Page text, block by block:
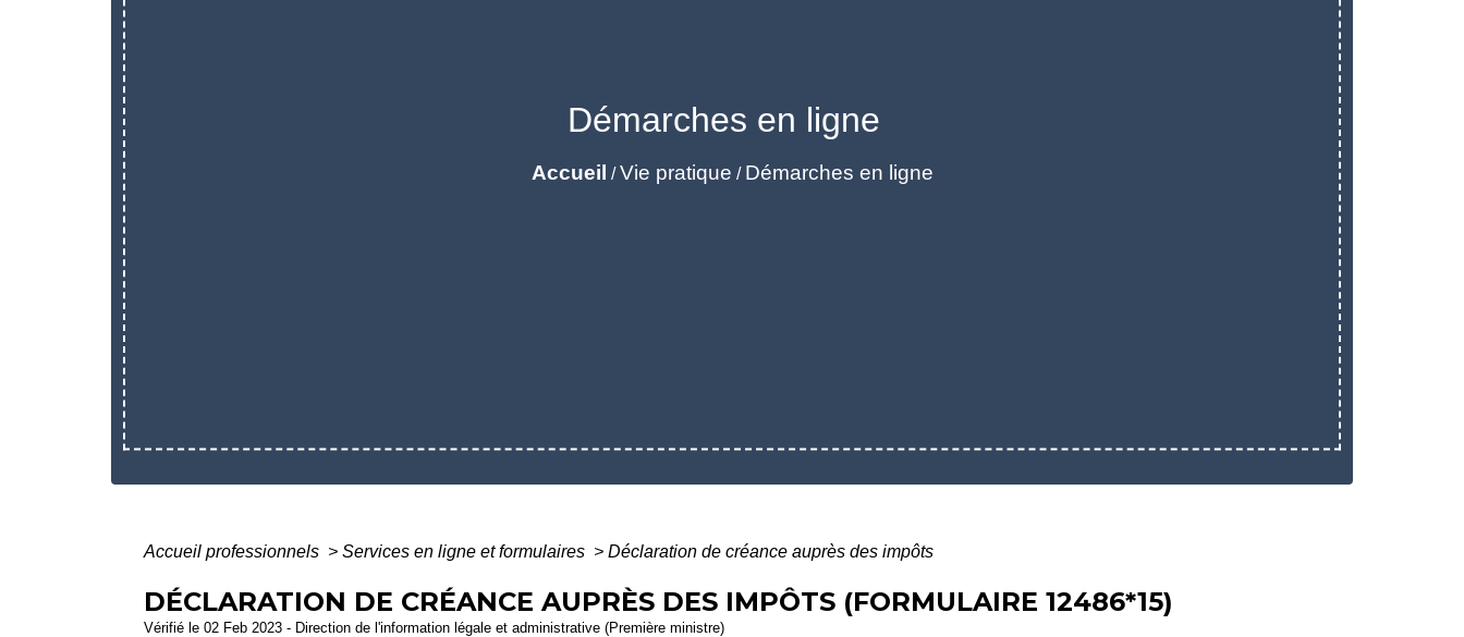
Démarches en ligne
Accueil /Vie pratique / Démarches en ligne
Accueil professionnels > Services en ligne et formulaires > Déclaration de créance auprès des impôts
DÉCLARATION DE CRÉANCE AUPRÈS DES IMPÔTS (FORMULAIRE 12486*15)
Vérifié le 02 Feb 2023 - Direction de l'information légale et administrative (Première ministre)